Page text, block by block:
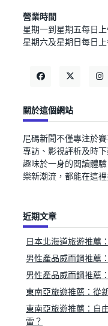
營業時間
星期一到星期五每日
星期六及星期日每日
關於這個網站
尼碼新聞不僅專注於
專訪、影視評析及時
趣味於一身的閱讀體
樂新潮流，都能在這
近期文章
日本北海道旅遊推薦
男性產品威而鋼推薦
男性產品威而鋼推薦
東南亞旅遊推薦：從
東南亞旅遊推薦：自
雷？